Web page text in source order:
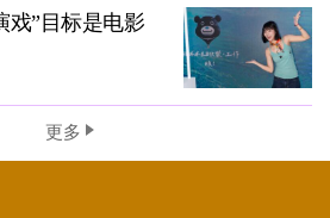
戏”目标是电影
更多